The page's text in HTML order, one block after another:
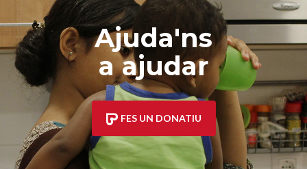
Ajuda'ns
a ajudar
FES UN DONATIU